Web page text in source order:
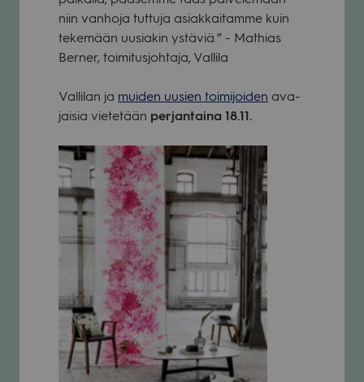
niin van­hoja tut­tuja asiak­kai­tamme kuin
teke­mään uusia­kin ystä­viä.” - Mat­hias
Ber­ner, toi­mi­tus­joh­taja, Val­lila
Val­li­lan ja mui­den uusien toi­mi­joi­den ava­
jai­sia vie­te­tään per­jan­taina 18.11.